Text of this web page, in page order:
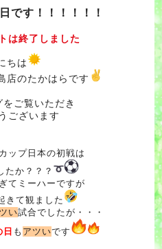
です！！！！！！
は終了しました
ちは
店のたかはらです
ご覧いただき
ございます
ップ日本の初戦は
たか？？？
てミーハーですが
きて観ました
い試合でしたが・・・
も アツいです